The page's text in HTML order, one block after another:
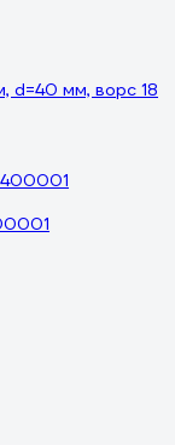
d=40 мм, ворс 18